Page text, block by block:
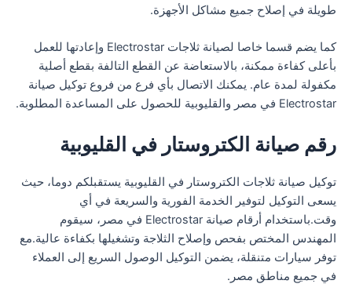
طويلة في إصلاح جميع مشاكل الأجهزة.
كما يضم قسما خاصا لصيانة ثلاجات Electrostar وإعادتها للعمل
بأعلى كفاءة ممكنة، بالاستعاضة عن القطع التالفة بقطع أصلية
مكفولة لمدة عام. يمكنك الاتصال بأي فرع من فروع توكيل صيانة
Electrostar في مصر والقليوبية للحصول على المساعدة المطلوبة.
رقم صيانة الكتروستار في القليوبية
توكيل صيانة ثلاجات الكتروستار في القليوبية يستقبلكم دوما، حيث
يسعى التوكيل لتوفير الخدمة الفورية والسريعة في أي
وقت.باستخدام أرقام صيانة Electrostar في مصر، سيقوم
المهندس المختص بفحص وإصلاح الثلاجة وتشغيلها بكفاءة عالية.مع
توفر سيارات متنقلة، يضمن التوكيل الوصول السريع إلى العملاء
في جميع مناطق مصر.